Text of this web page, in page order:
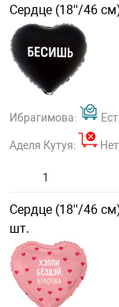
Сердце (18''/46
Ибрагимова:
Аделя Кутуя:
Сердце (18''/46
шт.